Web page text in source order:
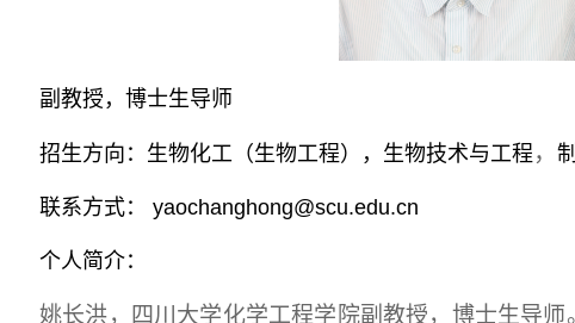
副教授，博士生导师
招生方向：生物化工（生物工程），生物技术与工程 ，
联系方式： yaochanghong@scu.edu.cn
个人简介：
姚长洪，四川大学化学工程学院副教授，博士生导师